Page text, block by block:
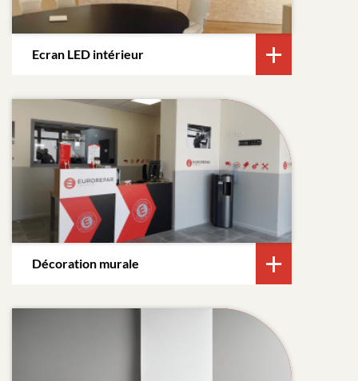
Ecran LED intérieur
Décoration murale